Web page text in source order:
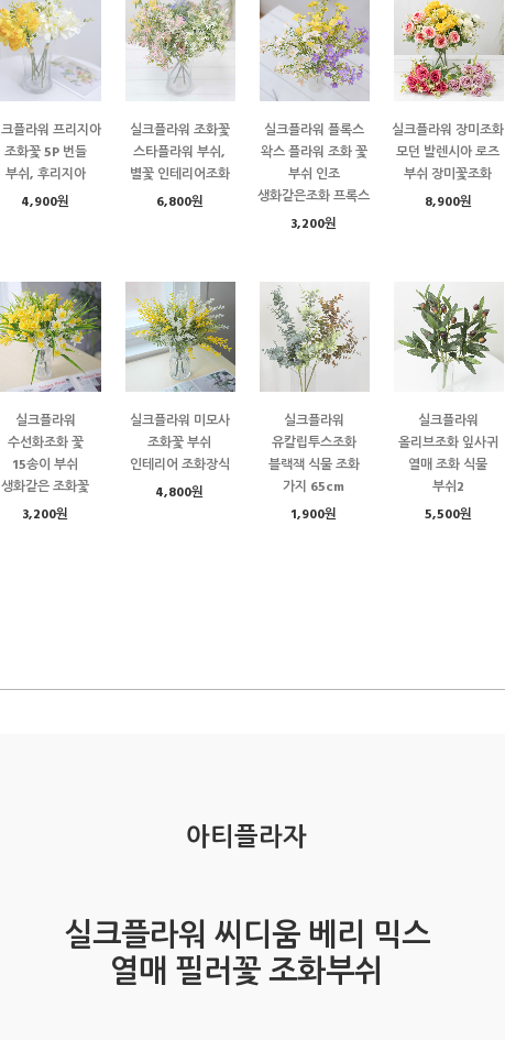
플라워 프리지아
조화꽃 5P 번들
부쉬, 후리지아
4,900원
실크플라워 조화꽃
스타플라워 부쉬,
별꽃 인테리어조화
6,800원
실크플라워 플록스
왁스 플라워 조화 꽃
부쉬 인조
생화같은조화 프록스
3,200원
실크플라워 장미조화
모던 발렌시아 로즈
부쉬 장미꽃조화
8,900원
실크플라워
수선화조화 꽃
15송이 부쉬
생화같은 조화꽃
3,200원
실크플라워 미모사
조화꽃 부쉬
인테리어 조화장식
4,800원
실크플라워
유칼립투스조화
블랙잭 식물 조화
가지 65cm
1,900원
실크플라워
올리브조화 잎사귀
열매 조화 식물
부쉬2
5,500원
아티플라자
실크플라워 씨디움 베리 믹스
열매 필러꽃 조화부쉬